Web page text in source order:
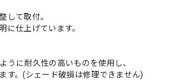
して取付。
に仕上げています。
うに耐久性の高いものを使用し、
す。(シェード破損は修理できません)